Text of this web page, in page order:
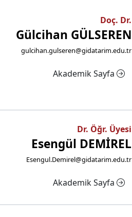
Doç. Dr.
Gülcihan GÜLSEREN
gulcihan.gulseren@gidatarim.edu.tr
Akademik Sayfa
Dr. Öğr. Üyesi
Esengül DEMİREL
Esengul.Demirel@gidatarim.edu.tr
Akademik Sayfa